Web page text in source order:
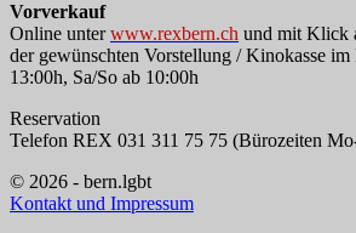
Vorverkauf
Online unterwww.rexbern.ch und mit Klick
der gewünschten Vorstellung / Kinokasse
13:00h, Sa/So ab 10:00h
Reservation
Telefon REX 031 311 75 75 (Bürozeiten
© 2026 - bern.lgbt
Kontakt und Impressum